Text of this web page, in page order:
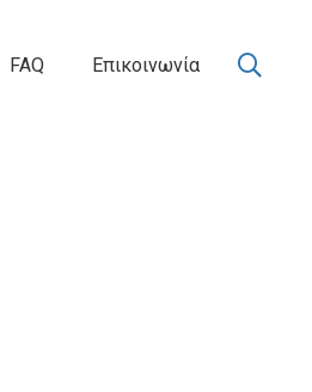
FAQ Επικοινωνία